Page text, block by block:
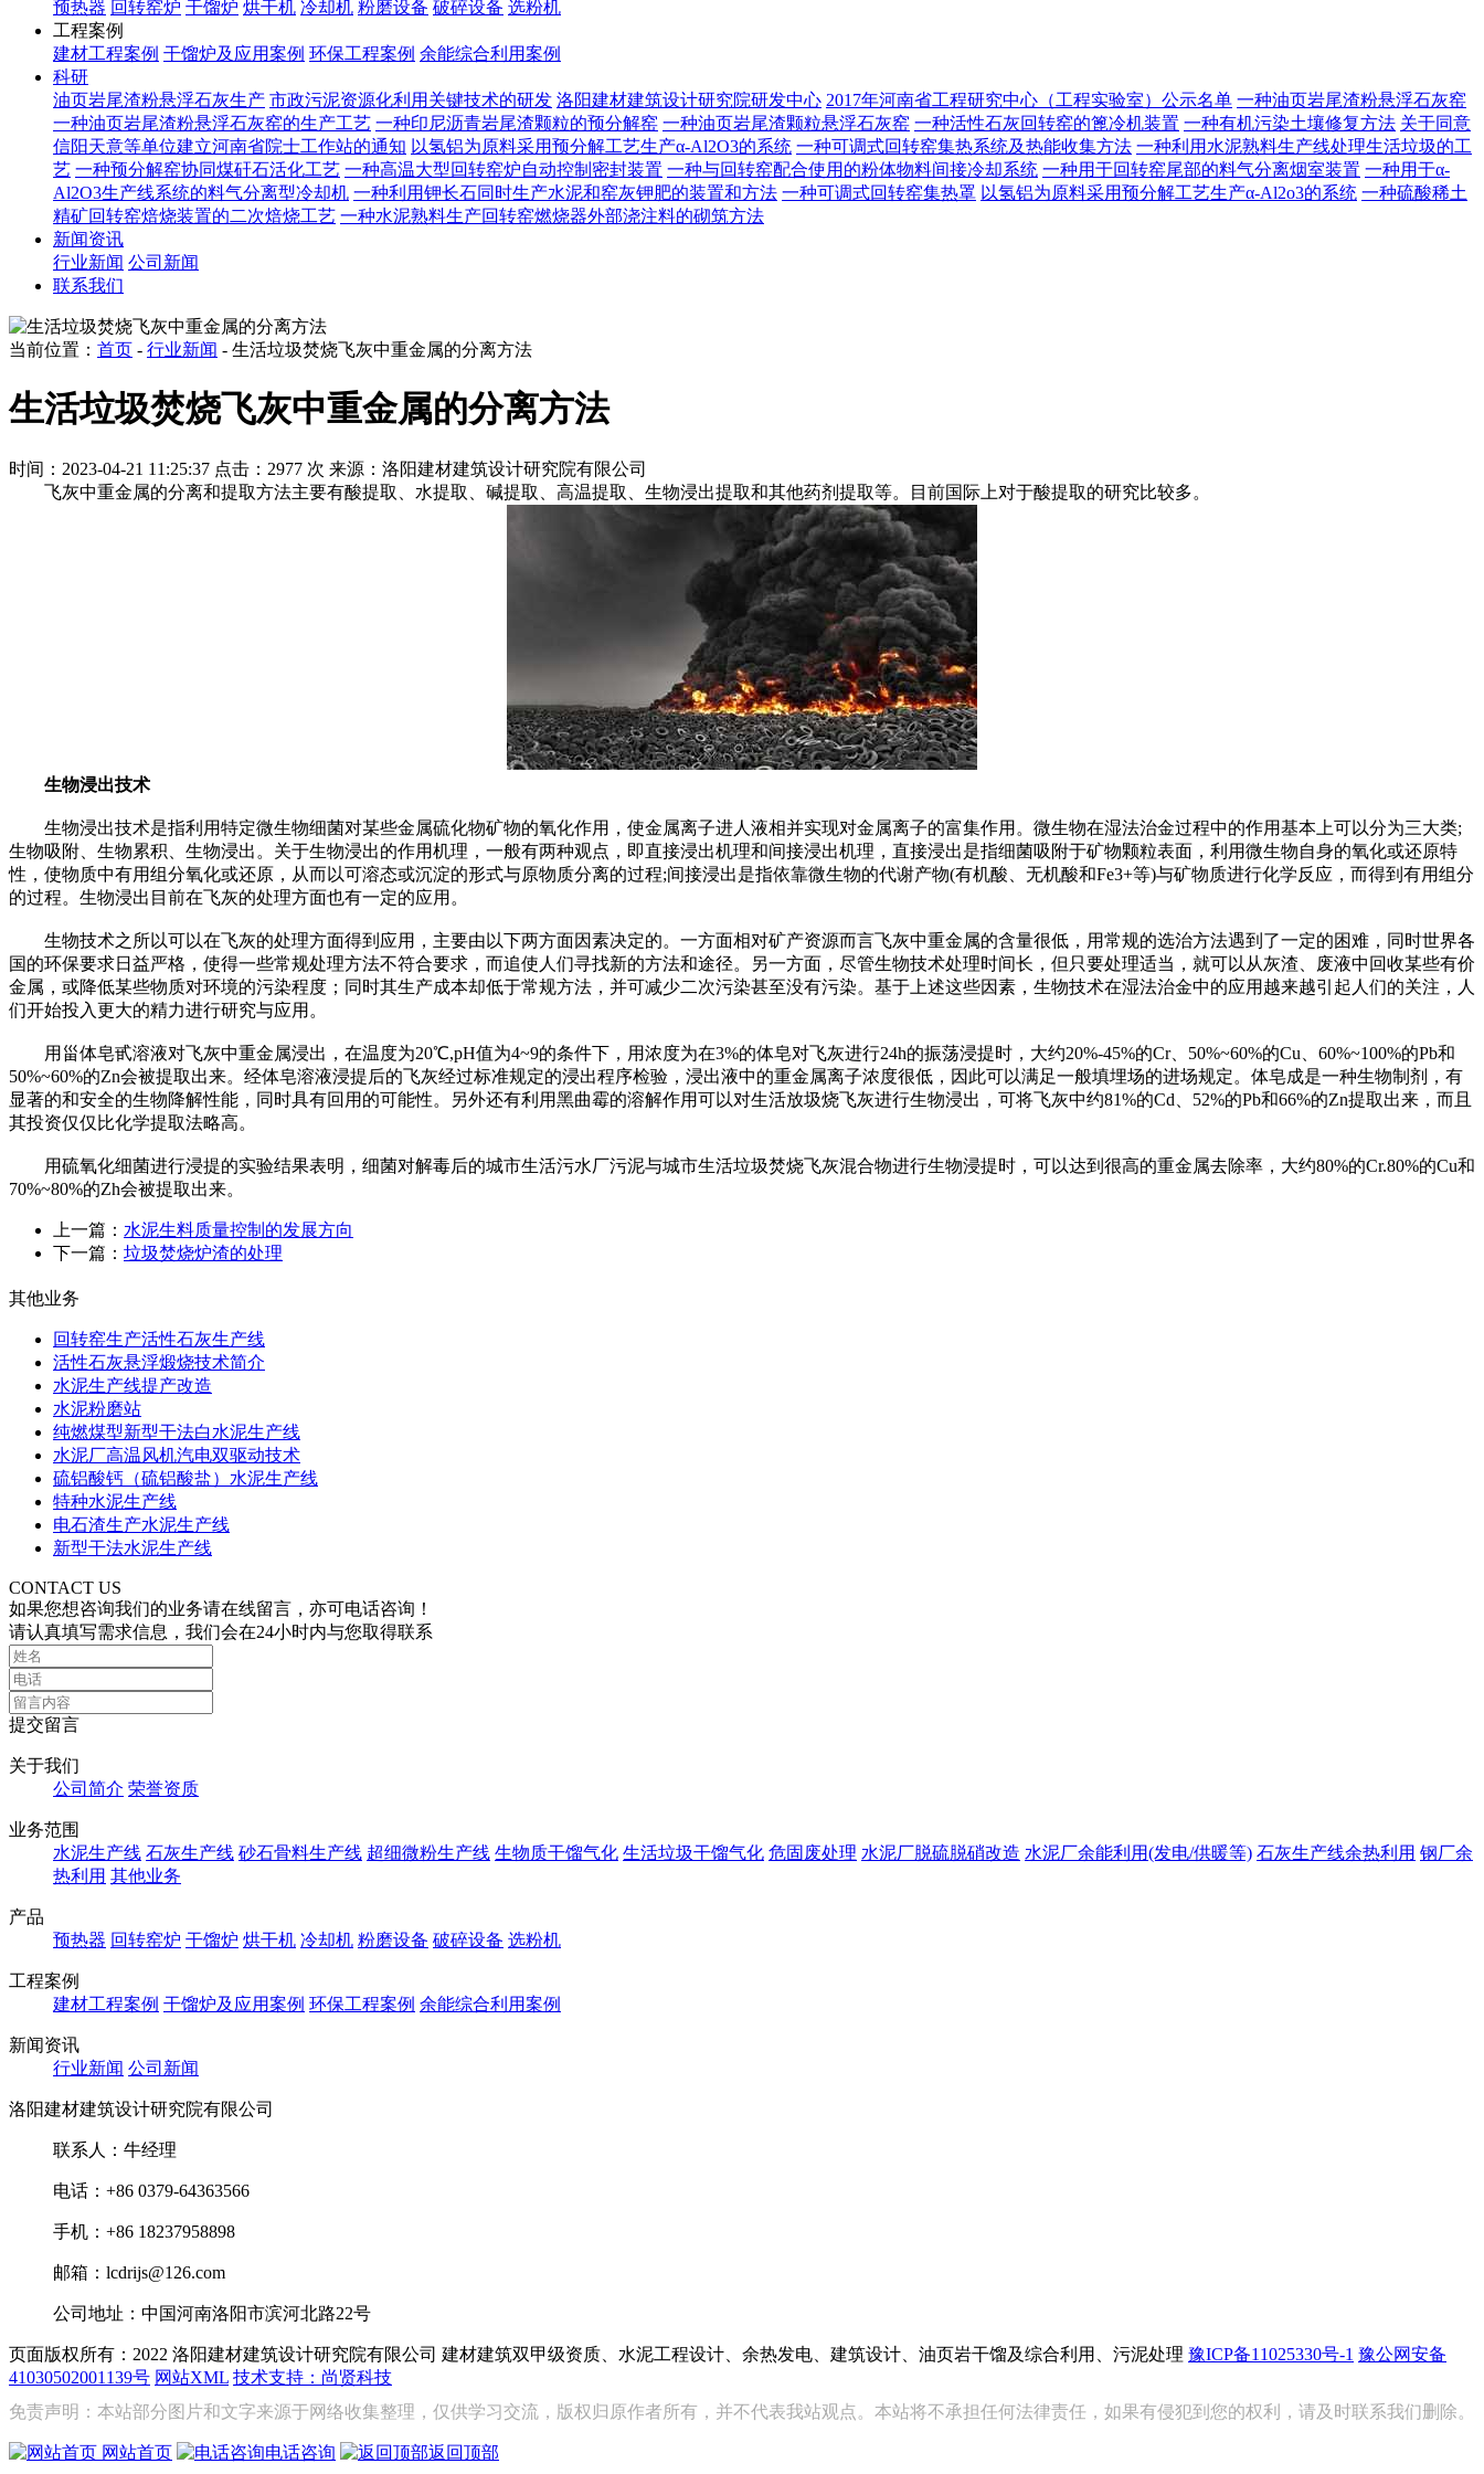
预热器 回转窑炉 干馏炉 烘干机 冷却机 粉磨设备 破碎设备 选粉机
工程案例
建材工程案例 干馏炉及应用案例 环保工程案例 余能综合利用案例
科研
油页岩尾渣粉悬浮石灰生产 市政污泥资源化利用关键技术的研发 洛阳建材建筑设计研究院研发中心 2017年河南省工程研究中心（工程实验室）公示名单 一种油页岩尾渣粉悬浮石灰窑
一种油页岩尾渣粉悬浮石灰窑的生产工艺 一种印尼沥青岩尾渣颗粒的预分解窑 一种油页岩尾渣颗粒悬浮石灰窑 一种活性石灰回转窑的篦冷机装置 一种有机污染土壤修复方法 关于同意
信阳天意等单位建立河南省院士工作站的通知 以氢铝为原料采用预分解工艺生产α-Al2O3的系统 一种可调式回转窑集热系统及热能收集方法 一种利用水泥熟料生产线处理生活垃圾的工
艺 一种预分解窑协同煤矸石活化工艺 一种高温大型回转窑炉自动控制密封装置 一种与回转窑配合使用的粉体物料间接冷却系统 一种用于回转窑尾部的料气分离烟室装置 一种用于α-
Al2O3生产线系统的料气分离型冷却机 一种利用钾长石同时生产水泥和窑灰钾肥的装置和方法 一种可调式回转窑集热罩 以氢铝为原料采用预分解工艺生产α-Al2o3的系统 一种硫酸稀土
精矿回转窑焙烧装置的二次焙烧工艺 一种水泥熟料生产回转窑燃烧器外部浇注料的砌筑方法
新闻资讯
行业新闻 公司新闻
联系我们
当前位置： 首页 - 行业新闻 - 生活垃圾焚烧飞灰中重金属的分离方法
生活垃圾焚烧飞灰中重金属的分离方法
时间：2023-04-21 11:25:37 点击：2977 次 来源：洛阳建材建筑设计研究院有限公司
飞灰中重金属的分离和提取方法主要有酸提取、水提取、碱提取、高温提取、生物浸出提取和其他药剂提取等。目前国际上对于酸提取的研究比较多。
生物浸出技术
生物浸出技术是指利用特定微生物细菌对某些金属硫化物矿物的氧化作用，使金属离子进人液相并实现对金属离子的富集作用。微生物在湿法治金过程中的作用基本上可以分为三大类;
生物吸附、生物累积、生物浸出。关于生物浸出的作用机理，一般有两种观点，即直接浸出机理和间接浸出机理，直接浸出是指细菌吸附于矿物颗粒表面，利用微生物自身的氧化或还原特
性，使物质中有用组分氧化或还原，从而以可溶态或沉淀的形式与原物质分离的过程;间接浸出是指依靠微生物的代谢产物(有机酸、无机酸和Fe3+等)与矿物质进行化学反应，而得到有用组分
的过程。生物浸出目前在飞灰的处理方面也有一定的应用。
生物技术之所以可以在飞灰的处理方面得到应用，主要由以下两方面因素决定的。一方面相对矿产资源而言飞灰中重金属的含量很低，用常规的选治方法遇到了一定的困难，同时世界各
国的环保要求日益严格，使得一些常规处理方法不符合要求，而追使人们寻找新的方法和途径。另一方面，尽管生物技术处理时间长，但只要处理适当，就可以从灰渣、废液中回收某些有价
金属，或降低某些物质对环境的污染程度；同时其生产成本却低于常规方法，并可减少二次污染甚至没有污染。基于上述这些因素，生物技术在湿法治金中的应用越来越引起人们的关注，人
们开始投入更大的精力进行研究与应用。
用甾体皂甙溶液对飞灰中重金属浸出，在温度为20℃,pH值为4~9的条件下，用浓度为在3%的体皂对飞灰进行24h的振荡浸提时，大约20%-45%的Cr、50%~60%的Cu、60%~100%的Pb和
50%~60%的Zn会被提取出来。经体皂溶液浸提后的飞灰经过标准规定的浸出程序检验，浸出液中的重金属离子浓度很低，因此可以满足一般填埋场的进场规定。体皂成是一种生物制剂，有
显著的和安全的生物降解性能，同时具有回用的可能性。另外还有利用黑曲霉的溶解作用可以对生活放圾烧飞灰进行生物浸出，可将飞灰中约81%的Cd、52%的Pb和66%的Zn提取出来，而且
其投资仅仅比化学提取法略高。
用硫氧化细菌进行浸提的实验结果表明，细菌对解毒后的城市生活污水厂污泥与城市生活垃圾焚烧飞灰混合物进行生物浸提时，可以达到很高的重金属去除率，大约80%的Cr.80%的Cu和
70%~80%的Zh会被提取出来。
上一篇： 水泥生料质量控制的发展方向
下一篇： 垃圾焚烧炉渣的处理
其他业务
回转窑生产活性石灰生产线
活性石灰悬浮煅烧技术简介
水泥生产线提产改造
水泥粉磨站
纯燃煤型新型干法白水泥生产线
水泥厂高温风机汽电双驱动技术
硫铝酸钙（硫铝酸盐）水泥生产线
特种水泥生产线
电石渣生产水泥生产线
新型干法水泥生产线
CONTACT US
如果您想咨询我们的业务请在线留言，亦可电话咨询！
请认真填写需求信息，我们会在24小时内与您取得联系
提交留言
关于我们
公司简介 荣誉资质
业务范围
水泥生产线 石灰生产线 砂石骨料生产线 超细微粉生产线 生物质干馏气化 生活垃圾干馏气化 危固废处理 水泥厂脱硫脱硝改造 水泥厂余能利用(发电/供暖等) 石灰生产线余热利用 钢厂余
热利用 其他业务
产品
预热器 回转窑炉 干馏炉 烘干机 冷却机 粉磨设备 破碎设备 选粉机
工程案例
建材工程案例 干馏炉及应用案例 环保工程案例 余能综合利用案例
新闻资讯
行业新闻 公司新闻
洛阳建材建筑设计研究院有限公司
联系人：牛经理
电话：+86 0379-64363566
手机：+86 18237958898
邮箱：lcdrijs@126.com
公司地址：中国河南洛阳市滨河北路22号
页面版权所有：2022 洛阳建材建筑设计研究院有限公司 建材建筑双甲级资质、水泥工程设计、余热发电、建筑设计、油页岩干馏及综合利用、污泥处理 豫ICP备11025330号-1 豫公网安备
41030502001139号 网站XML 技术支持：尚贤科技
免责声明：本站部分图片和文字来源于网络收集整理，仅供学习交流，版权归原作者所有，并不代表我站观点。本站将不承担任何法律责任，如果有侵犯到您的权利，请及时联系我们删除。
网站首页 电话咨询 返回顶部